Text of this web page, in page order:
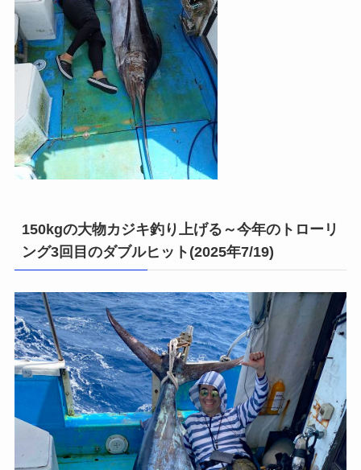
150kgの大物カジキ釣り上げる～今年のトローリ
ング3回目のダブルヒット(2025年7/19)